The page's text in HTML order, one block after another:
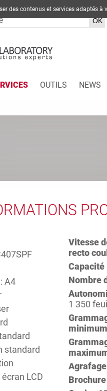
OUTILS NEWS
: A4
standard
écran LCD
Vitesse
recto
Capacité
Nombre
1 350
minimum
Agrafage
Brochure
des contenus et services